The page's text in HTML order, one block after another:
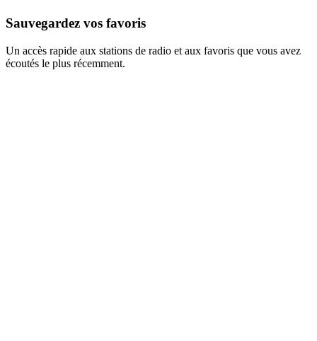
Sauvegardez vos favoris
Un accès rapide aux stations de radio et aux favoris que vous avez
écoutés le plus récemment.